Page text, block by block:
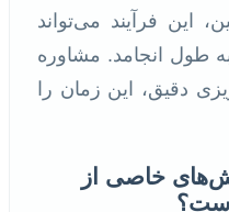
این فرآیند می‌تواند
به طول انجامد. مشاوره
دقیق، این زمان را
خاصی از
است؟